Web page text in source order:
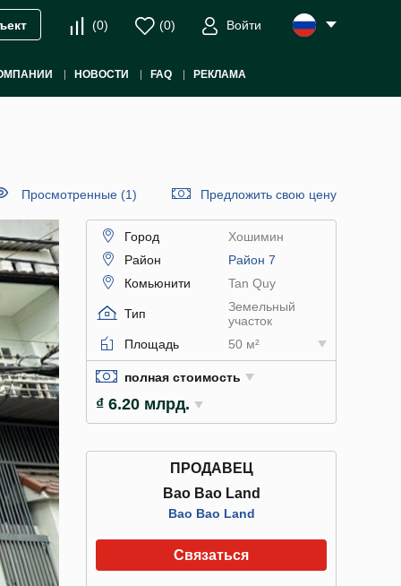
(0) (0) Войти
НОВОСТИ FAQ РЕКЛАМА
Просмотренные (1) Предложить свою цену
Город
Хошимин
Район
Район 7
Комьюнити
Tan Quy
Тип
Земельный
участок
Площадь
50 м²
полная стоимость
₫ 6.20 млрд.
ПРОДАВЕЦ
Bao Bao Land
Bao Bao Land
Связаться